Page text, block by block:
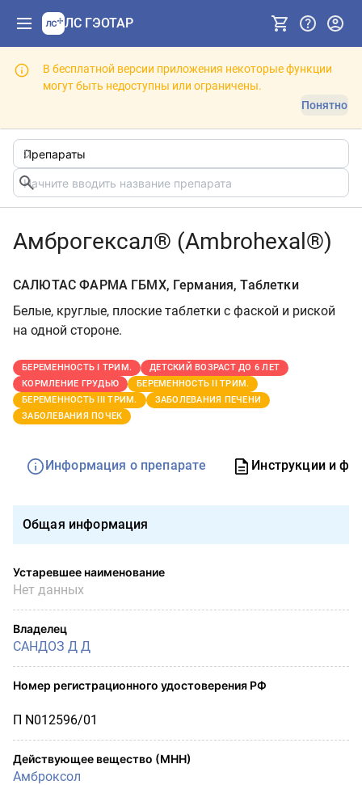
ЛС ГЭОТАР
В бесплатной версии приложения некоторые функции
могут быть недоступны или ограничены.
Понятно
Амброгексал® (Ambrohexal®)
САЛЮТАС ФАРМА ГБМХ, Германия, Таблетки
Белые, круглые, плоские таблетки с фаской и риской
на одной стороне.
БЕРЕМЕННОСТЬ I ТРИМ.
ДЕТСКИЙ ВОЗРАСТ ДО 6 ЛЕТ
КОРМЛЕНИЕ ГРУДЬЮ
БЕРЕМЕННОСТЬ II ТРИМ.
БЕРЕМЕННОСТЬ III ТРИМ.
ЗАБОЛЕВАНИЯ ПЕЧЕНИ
ЗАБОЛЕВАНИЯ ПОЧЕК
Информация о препарате Инструкции и
Общая информация
Устаревшее наименование
Нет данных
Владелец
САНДОЗ Д Д
Номер регистрационного удостоверения РФ
П N012596/01
Действующее вещество (МНН)
Амброксол